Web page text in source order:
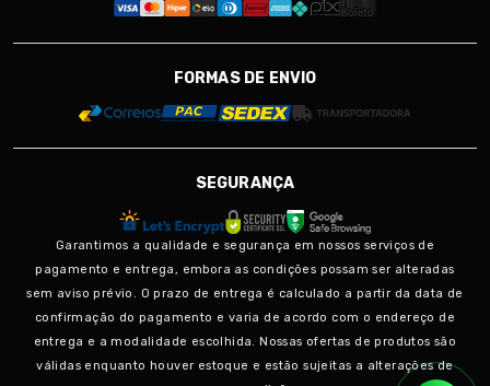
FORMAS DE ENVIO
SEGURANÇA
Garantimos a qualidade e segurança em nossos serviços de
pagamento e entrega, embora as condições possam ser alteradas
sem aviso prévio. O prazo de entrega é calculado a partir da data de
confirmação do pagamento e varia de acordo com o endereço de
entrega e a modalidade escolhida. Nossas ofertas de produtos são
válidas enquanto houver estoque e estão sujeitas a alterações de